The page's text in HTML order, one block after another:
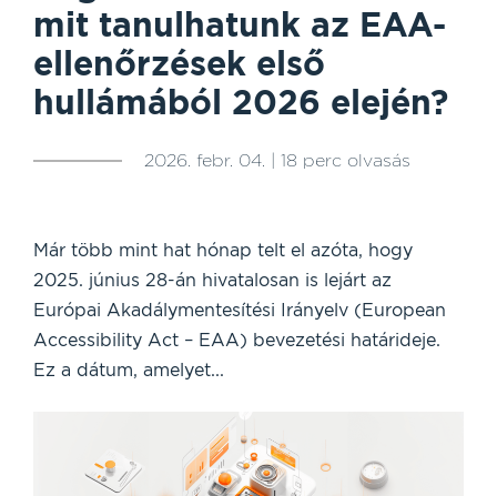
mit tanulhatunk az EAA-
ellenőrzések első
hullámából 2026 elején?
2026. febr. 04. | 18 perc olvasás
Már több mint hat hónap telt el azóta, hogy
2025. június 28-án hivatalosan is lejárt az
Európai Akadálymentesítési Irányelv (European
Accessibility Act – EAA) bevezetési határideje.
Ez a dátum, amelyet...